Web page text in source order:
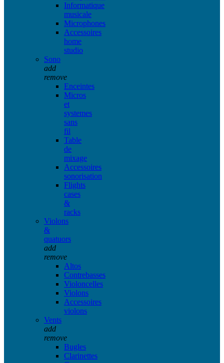
Informatique
musicale
Microphones
Accessoires
home
studio
Sono
add
remove
Enceintes
Micros
et
systemes
sans
fil
Table
de
mixage
Accessoires
sonorisation
Flights
cases
&
racks
Violons
&
quatuors
add
remove
Altos
Contrebasses
Violoncelles
Violons
Accessoires
violons
Vents
add
remove
Bugles
Clarinettes